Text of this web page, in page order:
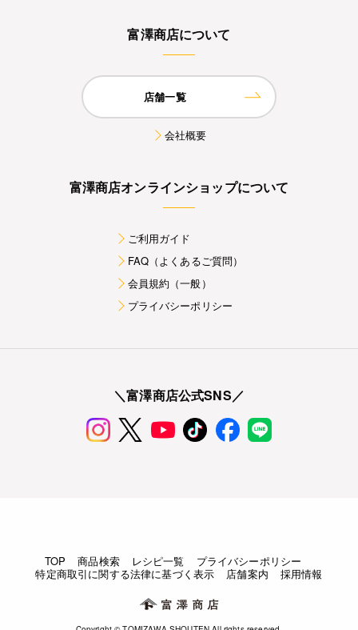
富澤商店について
店舗一覧
会社概要
富澤商店オンラインショップについて
ご利用ガイド
FAQ（よくあるご質問）
会員規約（一般）
プライバシーポリシー
＼富澤商店公式SNS／
TOP 商品検索 レシピ一覧
プライバシーポリシー
特定商取引に関する法律に基づく表示
店舗案内 採用情報